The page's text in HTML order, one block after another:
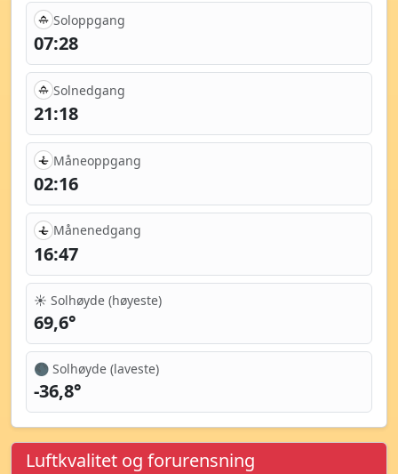
Soloppgang
07:28
Solnedgang
21:18
Måneoppgang
02:16
Månenedgang
16:47
☀️ Solhøyde (høyeste)
69,6°
🌑 Solhøyde (laveste)
-36,8°
Luftkvalitet og forurensning